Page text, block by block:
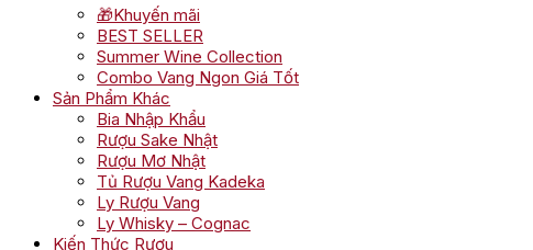
🎁Khuyến mãi
BEST SELLER
Summer Wine Collection
Combo Vang Ngon Giá Tốt
Sản Phẩm Khác
Bia Nhập Khẩu
Rượu Sake Nhật
Rượu Mơ Nhật
Tủ Rượu Vang Kadeka
Ly Rượu Vang
Ly Whisky – Cognac
Kiến Thức Rượu